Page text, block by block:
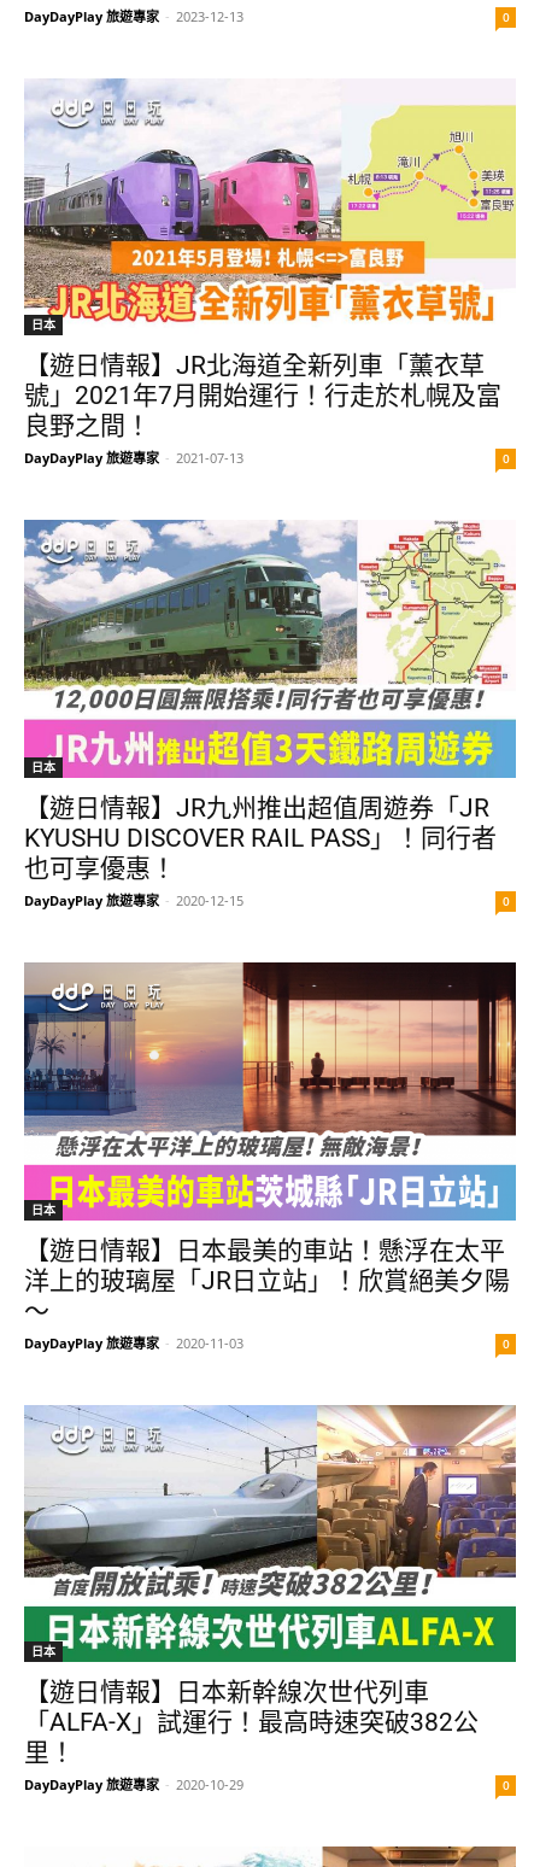
DayDayPlay 旅遊專家 - 2023-12-13 0
日本
【遊日情報】JR北海道全新列車「薰衣草
號」2021年7月開始運行！行走於札幌及富
良野之間！
DayDayPlay 旅遊專家 - 2021-07-13 0
日本
【遊日情報】JR九州推出超值周遊券「JR
KYUSHU DISCOVER RAIL PASS」！同行者
也可享優惠！
DayDayPlay 旅遊專家 - 2020-12-15 0
日本
【遊日情報】日本最美的車站！懸浮在太平
洋上的玻璃屋「JR日立站」！欣賞絕美夕陽
～
DayDayPlay 旅遊專家 - 2020-11-03 0
日本
【遊日情報】日本新幹線次世代列車
「ALFA-X」試運行！最高時速突破382公
里！
DayDayPlay 旅遊專家 - 2020-10-29 0